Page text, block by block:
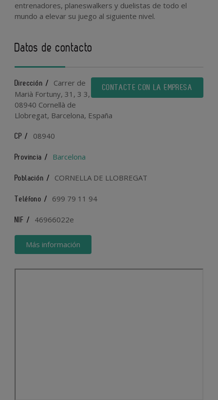
entrenadores, planeswalkers y duelistas de todo el
mundo a elevar su juego al siguiente nivel.
Datos de contacto
CONTACTE CON LA EMPRESA
Dirección /
Carrer de
Marià Fortuny, 31, 3 3,
08940 Cornellà de
Llobregat, Barcelona, España
CP / 08940
Provincia / Barcelona
Población / CORNELLA DE LLOBREGAT
Teléfono / 699 79 11 94
NIF / 46966022e
Más información